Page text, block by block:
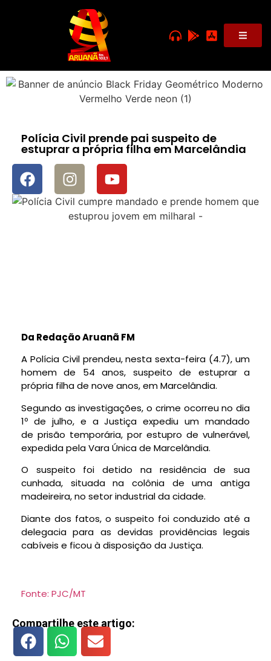
Polícia Civil prende pai suspeito de
estuprar a própria filha em Marcelândia
Da Redação Aruanã FM
A Polícia Civil prendeu, nesta sexta-feira (4.7), um
homem de 54 anos, suspeito de estuprar a
própria filha de nove anos, em Marcelândia.
Segundo as investigações, o crime ocorreu no dia
1º de julho, e a Justiça expediu um mandado
de prisão temporária, por estupro de vulnerável,
expedida pela Vara Única de Marcelândia.
O suspeito foi detido na residência de sua
cunhada, situada na colônia de uma antiga
madeireira, no setor industrial da cidade.
Diante dos fatos, o suspeito foi conduzido até a
delegacia para as devidas providências legais
cabíveis e ficou à disposição da Justiça.
Fonte: PJC/MT
Compartilhe este artigo: